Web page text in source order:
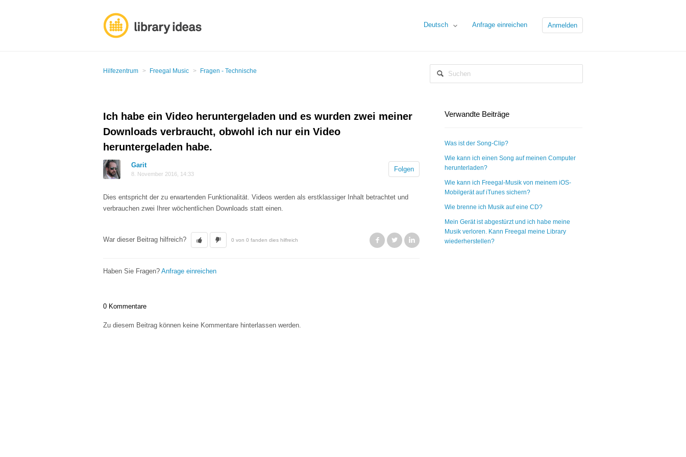
Deutsch Anfrage einreichen Anmelden
Hilfezentrum Freegal Music Fragen - Technische
Ich habe ein Video heruntergeladen und es wurden zwei meiner
Downloads verbraucht, obwohl ich nur ein Video
heruntergeladen habe.
Garit
8. November 2016, 14:33
Folgen
Dies entspricht der zu erwartenden Funktionalität. Videos werden als erstklassiger Inhalt betrachtet und
verbrauchen zwei Ihrer wöchentlichen Downloads statt einen.
War dieser Beitrag hilfreich? 0 von 0 fanden dies hilfreich Facebook
Twitter
Haben Sie Fragen? Anfrage einreichen
0 Kommentare
Zu diesem Beitrag können keine Kommentare hinterlassen werden.
Verwandte Beiträge
Was ist der Song-Clip?
Wie kann ich einen Song auf meinen Computer
herunterladen?
Wie kann ich Freegal-Musik von meinem iOS-
Mobilgerät auf iTunes sichern?
Wie brenne ich Musik auf eine CD?
Mein Gerät ist abgestürzt und ich habe meine
Musik verloren. Kann Freegal meine Library
wiederherstellen?